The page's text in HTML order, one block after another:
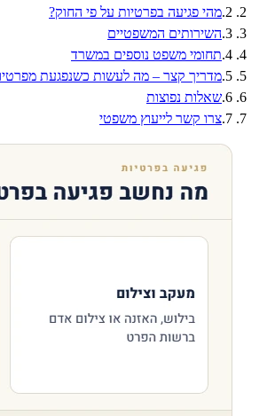
2
.מהי פגיעה בפרטיות על פי החוק?
3
.השירותים המשפטיים
4
.תחומי משפט נוספים במשרד
5
.מדריך קצר – מה לעשות כשנפגעת
6
.שאלות נפוצות
7
.צרו קשר לייעוץ משפטי